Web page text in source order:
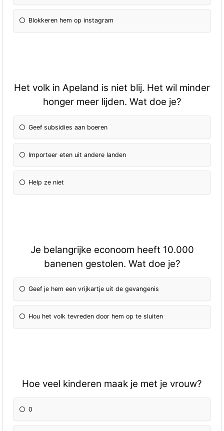
Blokkeren hem op instagram
Het volk in Apeland is niet blij. Het wil minder
honger meer lijden. Wat doe je?
Geef subsidies aan boeren
Importeer eten uit andere landen
Help ze niet
Je belangrijke econoom heeft 10.000
banenen gestolen. Wat doe je?
Geef je hem een vrijkartje uit de gevangenis
Hou het volk tevreden door hem op te sluiten
Hoe veel kinderen maak je met je vrouw?
0